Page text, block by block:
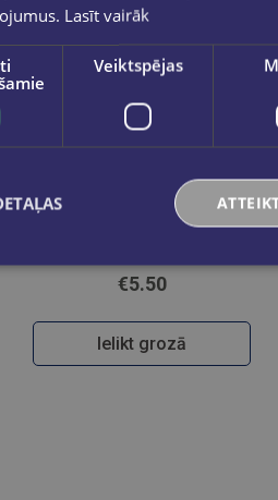
€5.50
Ielikt grozā
Lasīt vairāk
Veiktspējas